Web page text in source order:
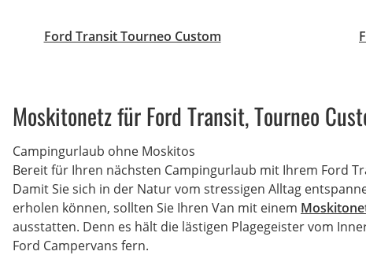
Ford Transit Tourneo Custom
Moskitonetz für Ford Transit, Tourneo
Campingurlaub ohne Moskitos
Bereit für Ihren nächsten Campingurlaub mit Ihrem Ford
Damit Sie sich in der Natur vom stressigen Alltag
erholen können, sollten Sie Ihren Van mit einem
ausstatten. Denn es hält die lästigen Plagegeister vom
Ford Campervans fern.